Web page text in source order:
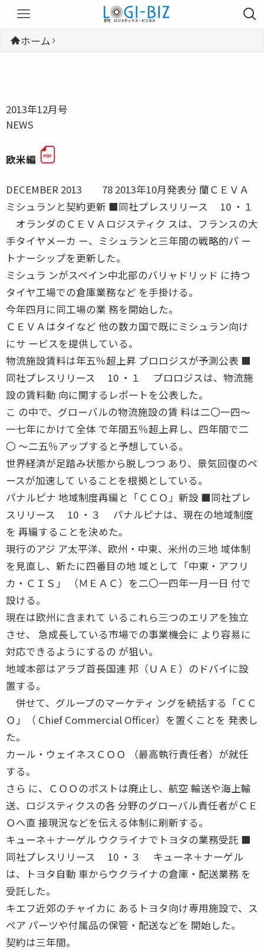
ホーム
2013年12月号
NEWS
欧米編
DECEMBER 2013 78 2013年10月発表分 蘭ＣＥＶＡ
ミシュランと契約更新 ■同社プレスリリース 10 ・１
オランダのＣＥＶＡロジスティク スは、フランスの大
手タイヤメーカ ー、ミシュランと三年間の戦略的パ ー
トナーシップを更新した。
ミシュラ ンがスペイン中北部のバリャドリッド に持つ
タイヤ工場での倉庫業務など を手掛ける。
今年四月に同工場の業 務を開始した。
ＣＥＶＡはタイなど 他の数カ国で既にミシュラン向け
にサ ービスを提供している。
物流施設賃料は年五％超上昇 プロロジスが予測公表 ■
同社プレスリリース 10 ・１ プロロジスは、物流施
設の賃料動 向に関するレポートを公表した。
こ の中で、グローバルの物流施設の賃 料は二〇一四〜
一七年にかけて全体 で年間五％超上昇し、四年間で二
〇 〜二五％アップすると予想している。
世界経済が足踏み状態から脱しつつ あり、景気回復のペ
ースが加速して いることを根拠としている。
パナルピナ 地域制度再編と「ＣＣＯ」新設 ■同社プレ
スリリース 10 ・３ パナルピナは、現在の地域制度
を 再編することを決めた。
現行のアジ ア太平洋、欧州・中東、米州の三地 域体制
を見直し、新たに四番目の地 域として「中東・アフリ
カ・ＣＩＳ」 （ＭＥＡＣ）を二〇一四年一月一日 付で
設ける。
現在は欧州に含まれて いるこれら三つのエリアを独立
させ、 急成長している市場での事業機会に より容易に
対応できるようにするの が狙い。
地域本部はアラブ首長国連 邦（ＵＡＥ）のドバイに設
置する。
併せて、グループのマーケティ ングを統括する「ＣＣ
Ｏ」（ Chief Commercial Officer）を置くことを 発表し
た。
カール・ウェイネスＣＯＯ （最高執行責任者）が就任
する。
さら に、ＣＯＯのポストは廃止し、航空 輸送や海上輸
送、ロジスティクスの各 分野のグローバル責任者がＣＥ
Ｏへ直 接現況などを伝える体制に刷新する。
キューネ＋ナーゲル ウクライナでトヨタの業務受託 ■
同社プレスリリース 10 ・３ キューネ＋ナーゲル
は、トヨタ自動 車からウクライナの倉庫・配送業務 を
受託した。
キエフ近郊のチャイカに あるトヨタ向け専用施設で、ス
ペア パーツや付属品の保管・配送などを 開始した。
契約は三年間。